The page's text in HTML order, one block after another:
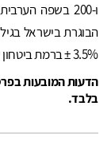
ו-200 בשפה
3.5% ± ברמת ביטחון של 95%.
הדעות המובעות
בלבד.